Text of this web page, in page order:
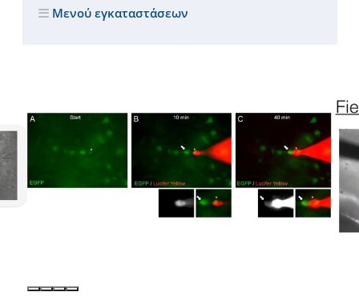
Μενού εγκαταστάσεων